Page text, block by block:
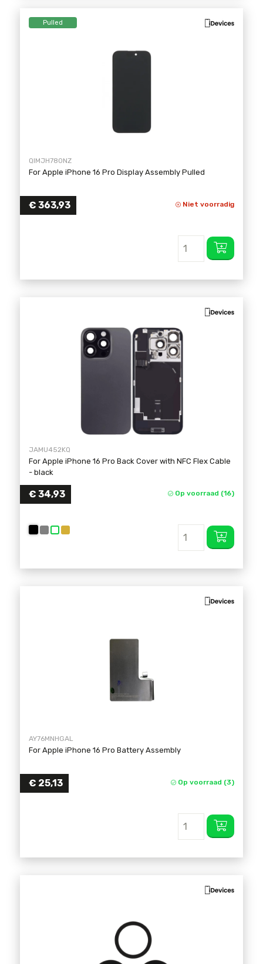
Pulled
QIMJH780NZ
For Apple iPhone 16 Pro Display Assembly Pulled
€ 363,93 Niet voorradig
JAMU452KQ
For Apple iPhone 16 Pro Back Cover with NFC Flex Cable
- black
€ 34,93 Op voorraad (16)
AY76MNHGAL
For Apple iPhone 16 Pro Battery Assembly
€ 25,13 Op voorraad (3)